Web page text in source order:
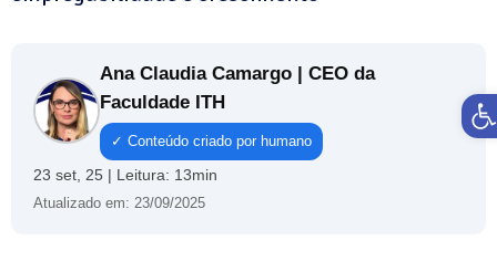
Ana Claudia Camargo | CEO da
Faculdade ITH
✓ Conteúdo criado por humano
23 set, 25 | Leitura: 13min
Atualizado em: 23/09/2025